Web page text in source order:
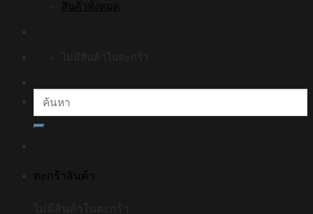
สินค้าทั้งหมด
ค้นหา:
ตะกร้าสินค้า